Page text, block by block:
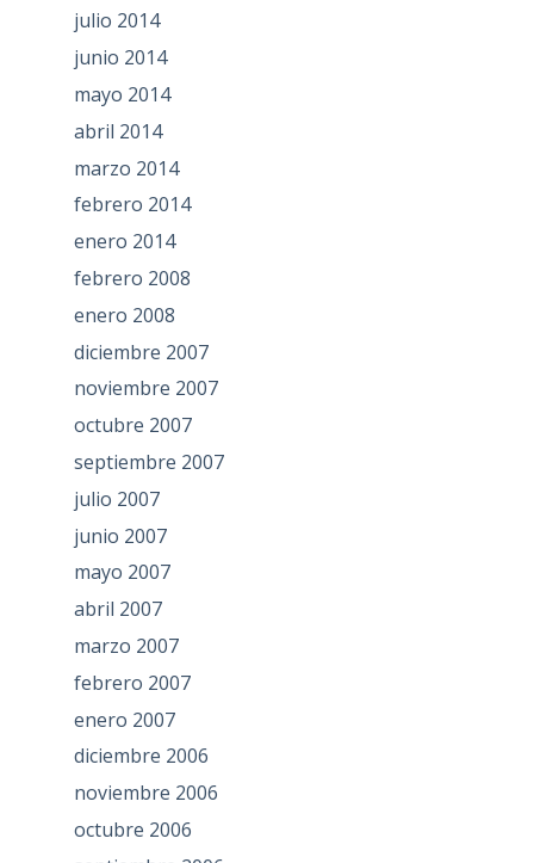
julio 2014
junio 2014
mayo 2014
abril 2014
marzo 2014
febrero 2014
enero 2014
febrero 2008
enero 2008
diciembre 2007
noviembre 2007
octubre 2007
septiembre 2007
julio 2007
junio 2007
mayo 2007
abril 2007
marzo 2007
febrero 2007
enero 2007
diciembre 2006
noviembre 2006
octubre 2006